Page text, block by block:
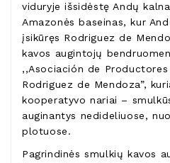
viduryje išsidėstę Andų
Amazonės baseinas, kur
įsikūręs Rodriguez de
kavos augintojų
,,Asociación de
Rodriguez de Mendoza”,
kooperatyvo nariai –
auginantys nedideliuose,
plotuose.
Pagrindinės smulkių kavos